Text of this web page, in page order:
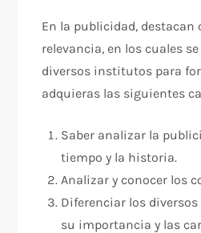
En la publicidad, destacan
relevancia, en los cuales
diversos institutos para
adquieras las siguientes
Saber analizar la
tiempo y la historia.
Analizar y conocer los
Diferenciar los
su importancia y las